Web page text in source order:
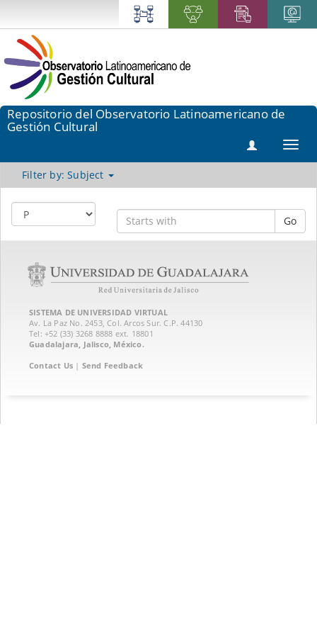
Repositorio del Observatorio Latinoamericano de
Gestión Cultural
Filter by: Subject
Go
SISTEMA DE UNIVERSIDAD VIRTUAL
Av. La Paz No. 2453, Col. Arcos Sur. C.P. 44130
Tel: +52 (33) 3268 8888‏ ext. 18801
Guadalajara, Jalisco, México.
Contact Us | Send Feedback